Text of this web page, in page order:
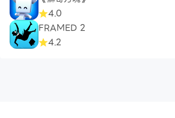
4.0
FRAMED 2
4.2